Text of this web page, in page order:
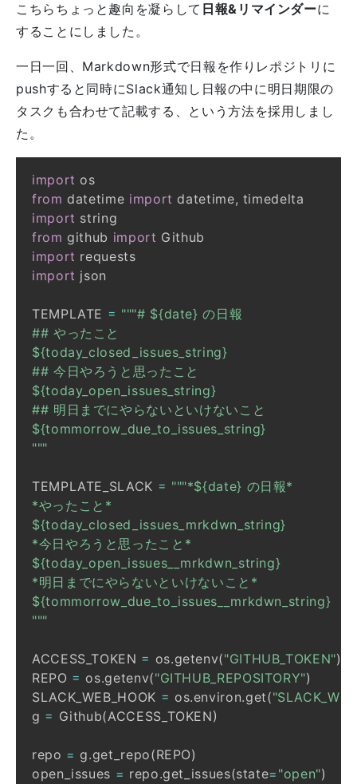
こちらちょっと趣向を凝らして 日報&リマインダーに
することにしました。
一日一回、Markdown形式で日報を作りレポジトリに
pushすると同時にSlack通知し日報の中に明日期限の
タスクも合わせて記載する、という方法を採用しまし
た。
import
from datetime import datetime,
import
from github import
import
import
TEMPLATE =
"""
TEMPLATE_SLACK =
"""
ACCESS_TOKEN = os.getenv("GITHUB_TOKEN")
REPO = os.getenv("GITHUB_REPOSITORY")
SLACK_WEB_HOOK = os.environ.get(
g = Github(ACCESS_TOKEN)
repo = g.get_repo(REPO)
open_issues = repo.get_issues(state= "open")